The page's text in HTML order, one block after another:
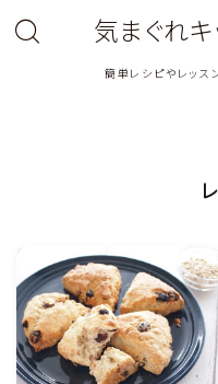
気まぐれ
簡単レシピやレッ
鶏肉料理
豚肉料理